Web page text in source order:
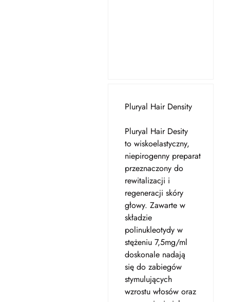
Pluryal Hair Density
Pluryal Hair Desity
to wiskoelastyczny,
niepirogenny preparat
przeznaczony do
rewitalizacji i
regeneracji skóry
głowy. Zawarte w
składzie
polinukleotydy w
stężeniu 7,5mg/ml
doskonale nadają
się do zabiegów
stymulujących
wzrostu włosów oraz